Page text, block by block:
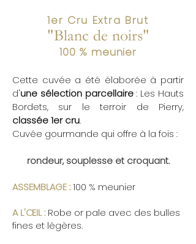
1er Cru Extra Brut
"Blanc de noirs"
100 % meunier
Cette cuvée a été élaborée à partir
d'une sélection parcellaire: Les Hauts
Bordets, sur le terroir de Pierry,
classée 1er cru.
Cuvée gourmande qui offre à la fois :
rondeur, souplesse et croquant.
ASSEMBLAGE:​100 % meunier
A L'ŒIL :Robe or pale avec des bulles
fines et légères.